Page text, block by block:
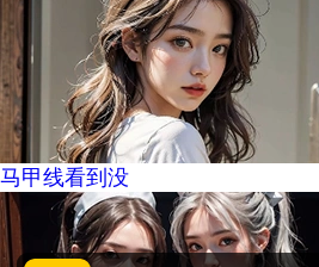
马甲线看到没